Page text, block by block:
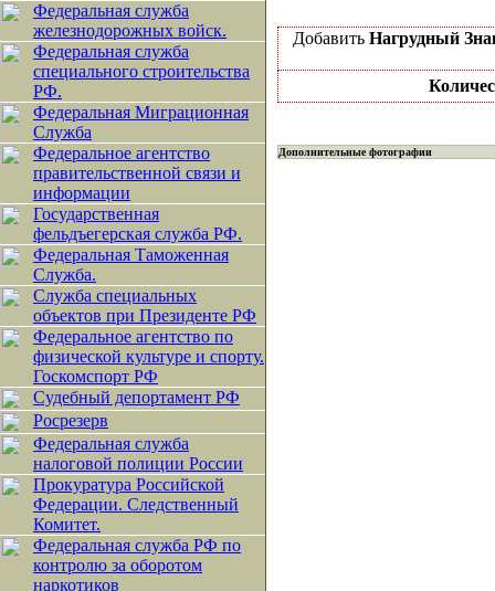
Федеральная служба
железнодорожных войск.
Федеральная служба
специального строительства
РФ.
Федеральная Миграционная
Служба
Федеральное агентство
правительственной связи и
информации
Государственная
фельдъегерская служба РФ.
Федеральная Таможенная
Служба.
Служба специальных
объектов при Президенте РФ
Федеральное агентство по
физической культуре и спорту.
Госкомспорт РФ
Судебный депортамент РФ
Росрезерв
Федеральная служба
налоговой полиции России
Прокуратура Российской
Федерации. Следственный
Комитет.
Федеральная служба РФ по
контролю за оборотом
наркотиков
Добавить Нагрудный
Дополнительные фотографии